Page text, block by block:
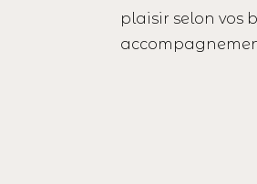
plaisir selon vos